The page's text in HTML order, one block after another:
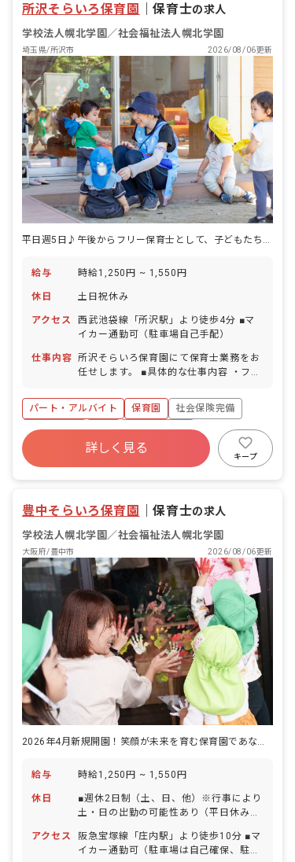
クワク生きてく子」をスローガンに、自
信を持った主体性のある子どもを育みま
す。幅広いカリキュラムや食育活動を取
り入れ、感じる心や考える力を伸ばして
いきます。
所沢そらいろ保育園 ｜保育士の求人
学校法人幌北学園／社会福祉法人幌北学園
埼玉県/所沢市 2026/08/06更新
給与 時給1,250円 ~ 1,550円
休日 土日祝休み
アクセス
⻄武池袋線「所沢駅」より徒歩4分 ■マ
イカー通勤可（駐車場自己手配）
仕事内容 所沢そらいろ保育園にて保育士業務をお
任せします。 ■具体的な仕事内容 ・フリ
類作成はなく、保育業務に専念できるポ
ジションです。
パート・アルバイト 保育園
社会保険完備
土日祝休み
有給
福利厚生充実
昇給昇進あり
産休育休制度
詳しく見る
キープ
豊中そらいろ保育園 ｜保育士の求人
学校法人幌北学園／社会福祉法人幌北学園
大阪府/豊中市 2026/08/06更新
給与 時給1,250円 ~ 1,550円
休日
■週休2日制（土、日、他）※行事により
土・日の出勤の可能性あり（平日休みあ
1/3） ■有給休暇（法定通り）※年次有
給休暇は所定労働日数により変動／入職
アクセス
阪急宝塚線「庄内駅」より徒歩10分 ■マ
イカー通勤可（駐車場は自己確保、駐車